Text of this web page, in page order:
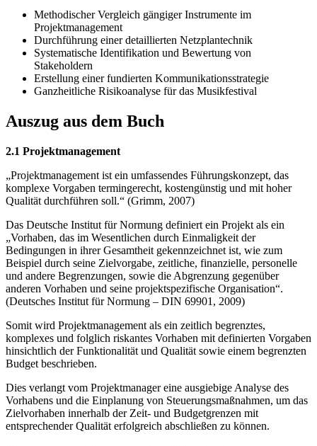
Methodischer Vergleich gängiger Instrumente im
Projektmanagement
Durchführung einer detaillierten Netzplantechnik
Systematische Identifikation und Bewertung von
Stakeholdern
Erstellung einer fundierten Kommunikationsstrategie
Ganzheitliche Risikoanalyse für das Musikfestival
Auszug aus dem Buch
2.1 Projektmanagement
„Projektmanagement ist ein umfassendes Führungskonzept, das
komplexe Vorgaben termingerecht, kostengünstig und mit hoher
Qualität durchführen soll.“ (Grimm, 2007)
Das Deutsche Institut für Normung definiert ein Projekt als ein
„Vorhaben, das im Wesentlichen durch Einmaligkeit der
Bedingungen in ihrer Gesamtheit gekennzeichnet ist, wie zum
Beispiel durch seine Zielvorgabe, zeitliche, finanzielle, personelle
und andere Begrenzungen, sowie die Abgrenzung gegenüber
anderen Vorhaben und seine projektspezifische Organisation“.
(Deutsches Institut für Normung – DIN 69901, 2009)
Somit wird Projektmanagement als ein zeitlich begrenztes,
komplexes und folglich riskantes Vorhaben mit definierten Vorgaben
hinsichtlich der Funktionalität und Qualität sowie einem begrenzten
Budget beschrieben.
Dies verlangt vom Projektmanager eine ausgiebige Analyse des
Vorhabens und die Einplanung von Steuerungsmaßnahmen, um das
Zielvorhaben innerhalb der Zeit- und Budgetgrenzen mit
entsprechender Qualität erfolgreich abschließen zu können.